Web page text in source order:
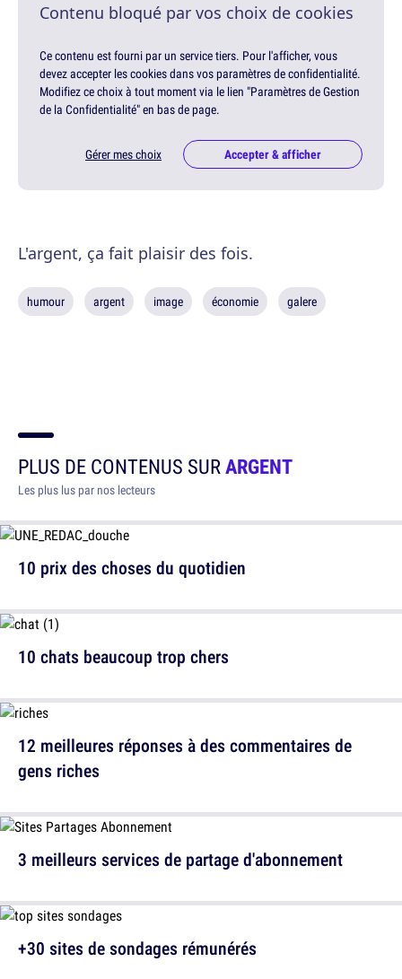
Contenu bloqué par vos choix de cookies
Ce contenu est fourni par un service tiers. Pour l'afficher, vous
devez accepter les cookies dans vos paramètres de confidentialité.
Modifiez ce choix à tout moment via le lien "Paramètres de Gestion
de la Confidentialité" en bas de page.
Gérer mes choix Accepter & afficher
L'argent, ça fait plaisir des fois.
humour argent image économie galere
PLUS DE CONTENUS SURARGENT
Les plus lus par nos lecteurs
10 prix des choses du quotidien
12 meilleures réponses à des commentaires de
gens riches
3 meilleurs services de partage d'abonnement
10 chats beaucoup trop chers
+30 sites de sondages rémunérés